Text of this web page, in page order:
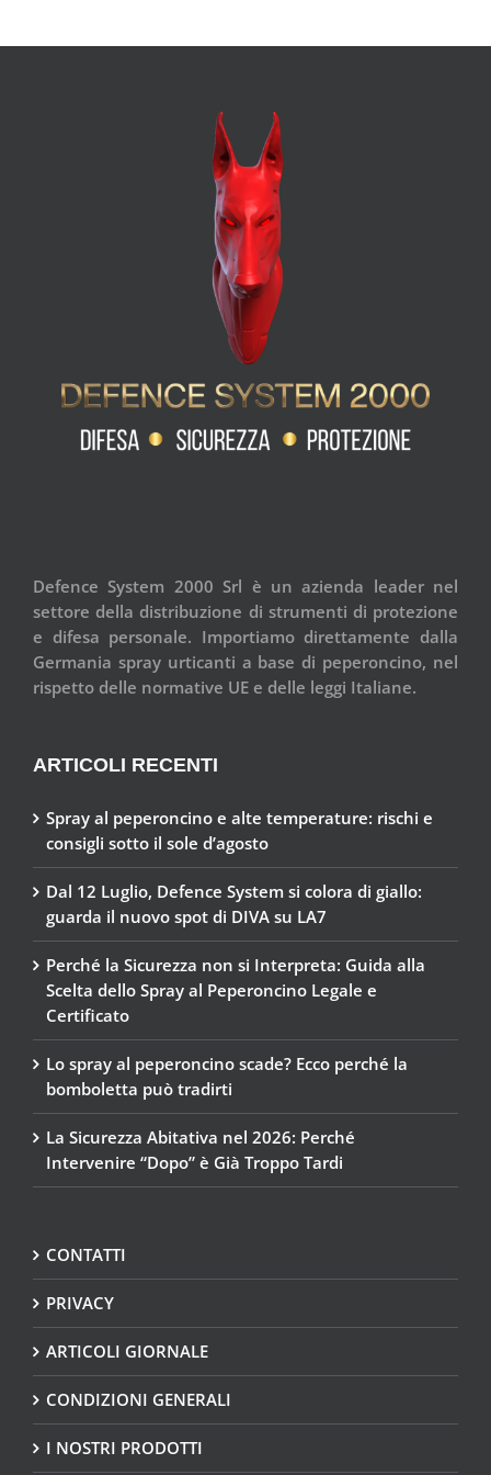
Defence System 2000 Srl è un azienda leader nel
settore della distribuzione di strumenti di protezione
e difesa personale. Importiamo direttamente dalla
Germania spray urticanti a base di peperoncino, nel
rispetto delle normative UE e delle leggi Italiane.
ARTICOLI RECENTI
Spray al peperoncino e alte temperature: rischi e
consigli sotto il sole d’agosto
Dal 12 Luglio, Defence System si colora di giallo:
guarda il nuovo spot di DIVA su LA7
Perché la Sicurezza non si Interpreta: Guida alla
Scelta dello Spray al Peperoncino Legale e
Certificato
Lo spray al peperoncino scade? Ecco perché la
bomboletta può tradirti
La Sicurezza Abitativa nel 2026: Perché
Intervenire “Dopo” è Già Troppo Tardi
CONTATTI
PRIVACY
ARTICOLI GIORNALE
CONDIZIONI GENERALI
I NOSTRI PRODOTTI